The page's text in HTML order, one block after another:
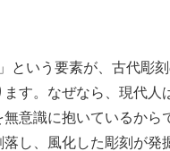
という要素が、古代彫
す。なぜなら、現代人
無意識に抱いているから
し、風化した彫刻が発